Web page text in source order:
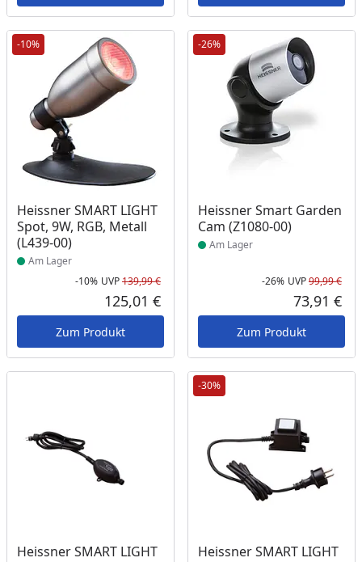
-10%
Heissner SMART LIGHT
Spot, 9W, RGB, Metall
(L439-00)
Produkt am Lager
Am Lager
Rabatt in Prozent
-10%
Ursprünglicher Preis
UVP139,99 €
Aktueller Preis
125,01 €
Zum Produkt
-26%
Heissner Smart Garden
Cam (Z1080-00)
Produkt am Lager
Am Lager
-26% UVP99,99 €
73,91 €
Zum Produkt
Heissner SMART LIGHT
Produkt am Lager
-30%
Heissner SMART LIGHT
Produkt am Lager